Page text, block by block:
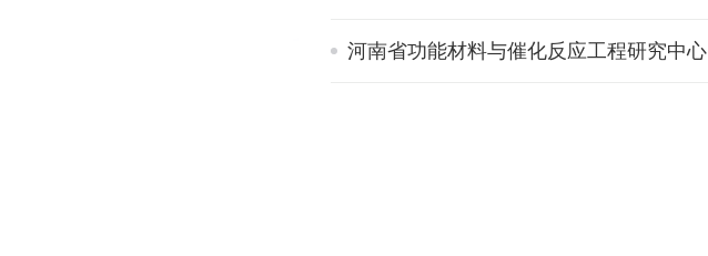
河南省功能材料与催化反应工程研究中心